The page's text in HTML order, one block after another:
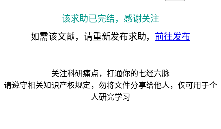
该求助已完结，感谢关注
如需该文献，请重新发布求助， 前往发布
关注科研痛点，打通你的七经六脉
请遵守相关知识产权规定，勿将文件分享给他人，仅可用于个
人研究学习